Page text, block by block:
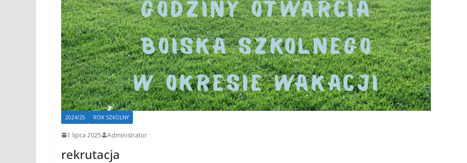
2024/25 ROK SZKOLNY
1 lipca 2025 Administrator
rekrutacja